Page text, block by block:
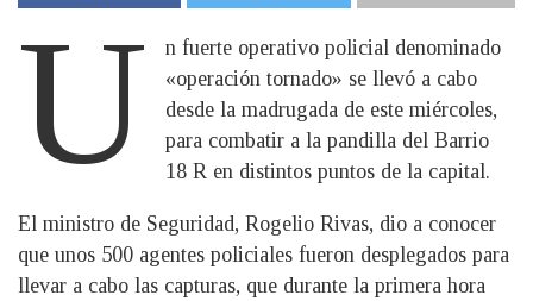
U
n fuerte operativo policial denominado
«operación tornado» se llevó a cabo
desde la madrugada de este miércoles,
para combatir a la pandilla del Barrio
18 R en distintos puntos de la capital.
El ministro de Seguridad, Rogelio Rivas, dio a conocer
que unos 500 agentes policiales fueron desplegados para
llevar a cabo las capturas, que durante la primera hora